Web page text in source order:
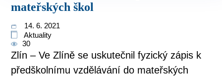
mateřských škol
14. 6. 2021
Aktuality
30
Zlín – Ve Zlíně se uskutečnil fyzický zápis k
předškolnímu vzdělávání do mateřských